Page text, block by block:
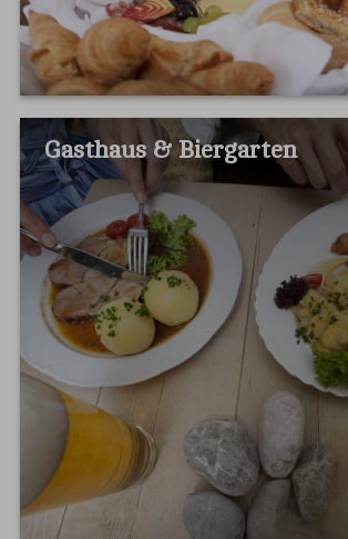
Gasthaus & Biergarten